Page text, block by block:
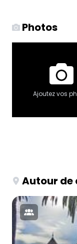
Photos
Ajoutez vos
Autour de